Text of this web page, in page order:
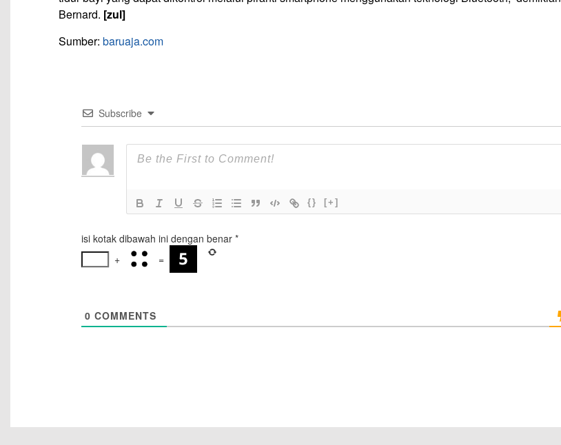
Bernard. [zul]
Sumber: baruaja.com
Subscribe
{} [+]
isi kotak dibawah ini dengan benar*
+
=
0 COMMENTS